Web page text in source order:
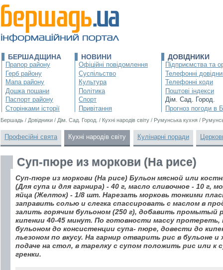
БЕРШАДЩИНА
Прапор району
Герб району
Мапа району
Дошка пошани
Паспорт району
Сторінками історії
НОВИНИ
Офіційні повідомлення
Суспільство
Культура
Політика
Спорт
Привітання
ДОВІДНИКИ
Підприємства та
Телефонні
Телефонні коди
Поштові індекси
Дім. Сад. Город.
Прогноз погоди в
Бершадь / Довідники / Дім. Сад. Город. / Кухні народів світу / Румунська кухня /
Професійні свята Кухні народів світу Кулінарні поради
Суп-пюре из моркови (На рисе)
Суп-пюре из моркови (На рисе) Бульон мясной или
(Для супа и для гарнира) - 40 г, масло сливочное - 10 г,
яйца (Желток) - 1/8 шт. Нарезать морковь тонкими
заправить солью и слегка спассировать с маслом в
залить горячим бульоном (250 г), добавить промытый
кипении 40-45 минут. По готовности массу протереть,
бульоном до консистенции супа- пюре, довести до
льезоном по вкусу. На гарнир отварить рис в бульоне
подаче на стол, в тарелку с супом положить рис или к
гренки.